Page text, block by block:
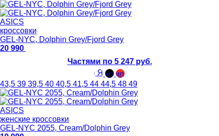
ASICS
кроссовки
GEL-NYC, Dolphin Grey/Fjord Grey
20 990
Частями по 5 247 руб.
43,5 39 39,5 40 40,5 41,5 44 44,5 48 49
ASICS
женские кроссовки
GEL-NYC 2055, Cream/Dolphin Grey